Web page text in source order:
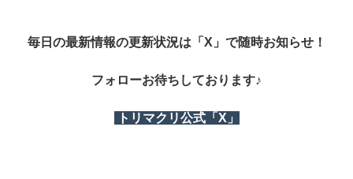
毎日の最新情報の更新状況は「X」で随時お知らせ！
フォローお待ちしております♪
トリマクリ公式「X」